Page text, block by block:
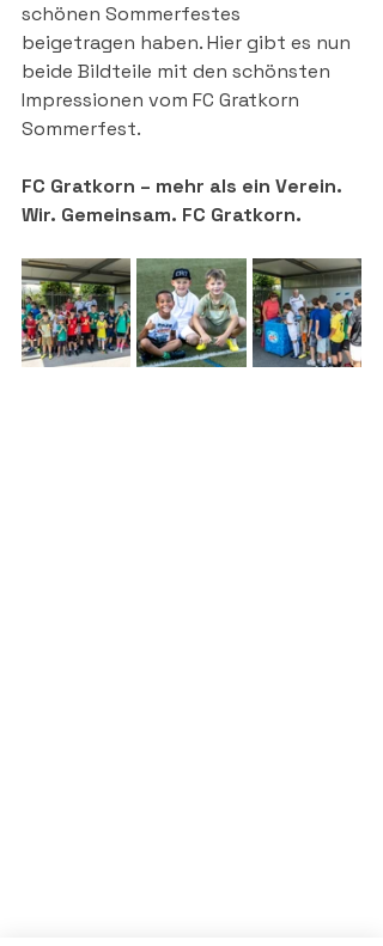
schönen Sommerfestes
beigetragen haben. Hier gibt es nun
beide Bildteile mit den schönsten
Impressionen vom FC Gratkorn
Sommerfest.
FC Gratkorn – mehr als ein Verein.
Wir. Gemeinsam. FC Gratkorn.